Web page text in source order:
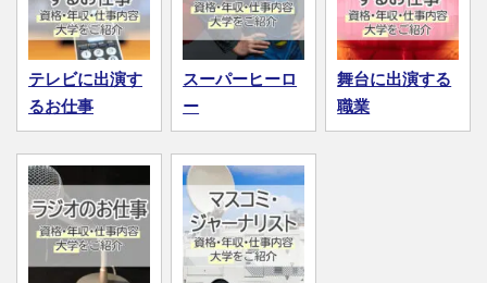
テレビに出演す
るお仕事
スーパーヒーロ
ー
舞台に出演する
職業